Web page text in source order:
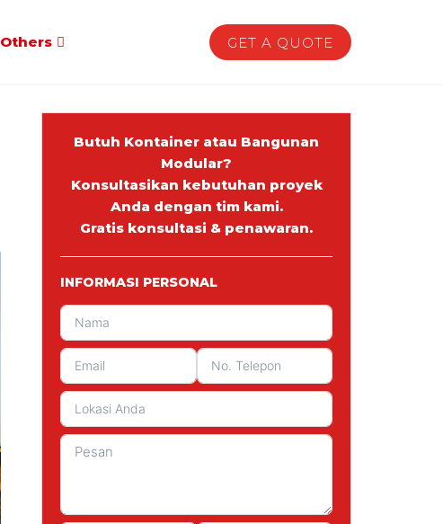
Others GET A QUOTE
Butuh Kontainer atau Bangunan
Modular?
Konsultasikan kebutuhan proyek
Anda dengan tim kami.
Gratis konsultasi & penawaran.
INFORMASI PERSONAL